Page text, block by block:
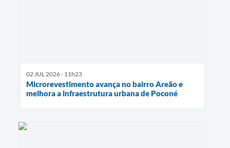
02 JUL 2026 - 11h23
Microrevestimento avança no bairro Areão e
melhora a infraestrutura urbana de Poconé